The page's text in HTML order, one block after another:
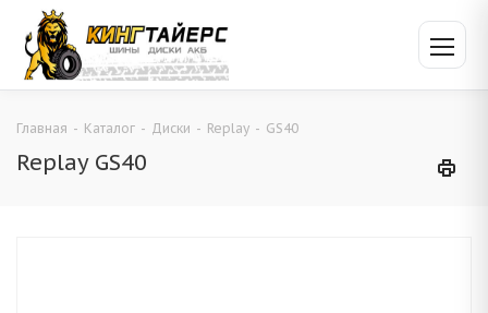
Главная - Каталог - Диски - Replay - GS40
Replay GS40